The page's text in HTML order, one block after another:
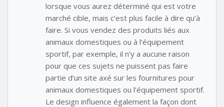
lorsque vous aurez déterminé qui est votre
marché cible, mais c’est plus facile à dire qu’à
faire. Si vous vendez des produits liés aux
animaux domestiques ou à l’équipement
sportif, par exemple, il n’y a aucune raison
pour que ces sujets ne puissent pas faire
partie d’un site axé sur les fournitures pour
animaux domestiques ou l’équipement sportif.
Le design influence également la façon dont